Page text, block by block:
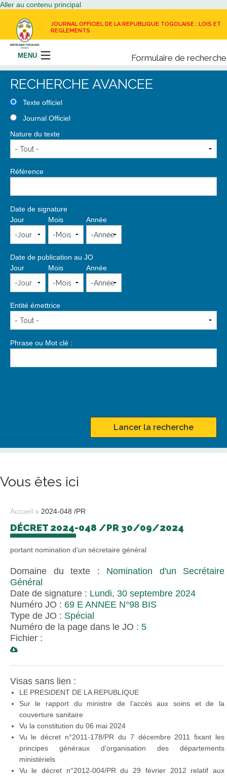
Aller au contenu principal
JOURNAL OFFICIEL DE LA REPUBLIQUE TOGOLAISE : LOIS ET
REGLEMENTS
Formulaire de recherche
Rechercher
MENU
LE JOURNAL OFFICIEL
RECEVOIR LE JOURNAL OFFICIEL
NOUS CONTACTER
RECHERCHE AVANCEE
Texte officiel
Journal Officiel
Nature du texte
Référence
Date de signature
Jour
Mois Année
Date de publication au JO
Jour
Mois Année
Entité émettrice
Phrase ou Mot clé :
Lancer la recherche
Vous êtes ici
Accueil 2024-048 /PR
DÉCRET 2024-048 /PR 30/09/2024
portant nomination d’un sécretaire général
Domaine du texte : Nomination d'un Secrétaire
Général
Date de signature : Lundi, 30 septembre 2024
Numéro JO : 69 E ANNEE N°98 BIS
Type de JO : Spécial
Numéro de la page dans le JO : 5
Fichier :
Visas sans lien :
LE PRESIDENT DE LA REPUBLIQUE
Sur le rapport du ministre de l’accès aux soins et de la
couverture sanitaire
Vu la constitution du 06 mai 2024
Vu le décret n°2011-178/PR du 7 décembre 2011 fixant les
principes généraux d’organisation des départements
ministériels
Vu le décret n°2012-004/PR du 29 février 2012 relatif aux